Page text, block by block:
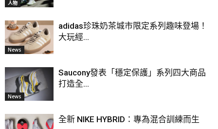
人物
News
adidas珍珠奶茶城市限定系列趣味登場！
大玩經...
News
Saucony發表「穩定保護」系列四大商品
打造全...
全新 NIKE HYBRID：專為混合訓練而生